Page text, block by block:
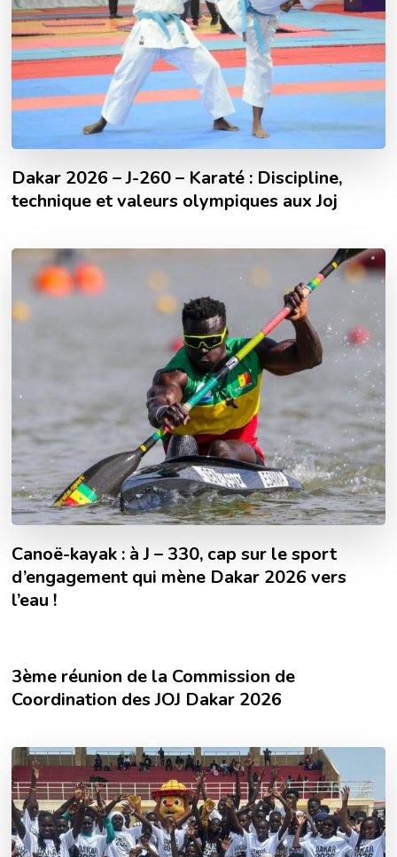
Dakar 2026 – J-260 – Karaté : Discipline,
technique et valeurs olympiques aux Joj
Canoë-kayak : à J – 330, cap sur le sport
d’engagement qui mène Dakar 2026 vers
l’eau !
3ème réunion de la Commission de
Coordination des JOJ Dakar 2026